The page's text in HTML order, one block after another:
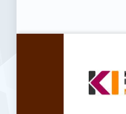
Zurück zur Hauptnavigation springen